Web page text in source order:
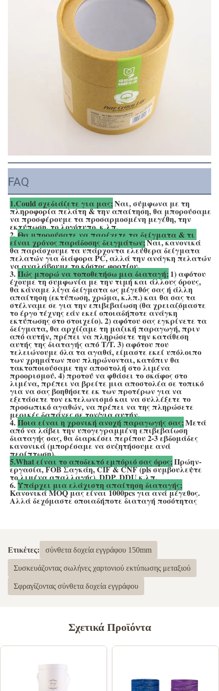
FAQ
1.Could σχεδιάζετε για μας;Ναι, σύμφωνα με τη
πληροφορία πελάτη & την απαίτηση, θα μπορούσαμε
να προσφέρουμε τα προσαρμοσμένη μεγέθη, την
εκτύπωση, το λογότυπο, κ.λπ.
2. Θα μπορούσατε να παρέχετε τα δείγματα & τι
είναι χρόνος παράδοσης δειγμάτων;Ναι, κανονικά
θα παράσχουμε τα υπάρχοντα ελεύθερα δείγματα
πελατών για διάφορα PC, αλλά την ανάγκη πελατών
να αναλάβουμε το κόστος φορτίου.
3. Πώς μπορώ να τοποθετήσω μια διαταγή;1) αφότου
έχουμε τη συμφωνία με την τιμή και άλλους όρους,
θα κάναμε λίγα δείγματα ως μέγεθός σας ή άλλη
απαίτηση (εκτύπωση, χρώμα, κ.λπ.) και θα σας τα
στέλναμε σε για την επιβεβαίωση (θα χρειαζόμαστε
το έργο τέχνης εάν εκεί οποιαδήποτε ανάγκη
εκτύπωσης στο στοιχείο). 2) αφότου σας εγκρίνετε τα
δείγματα, θα αρχίζαμε τη μαζική παραγωγή, πριν
από αυτήν, πρέπει να πληρώσετε την κατάθεση
αυτής της διαταγής από T/T. 3) αφότου που
τελειώνουμε όλα τα αγαθά, είμαστε εκεί υπόλοιπο
των χρημάτων που πληρώνονται, κατόπιν θα
τακτοποιούσαμε την αποστολή στο λιμένα
προορισμού. 4) προτού να φθάσει το σκάφος στο
λιμένα, πρέπει να βρείτε μια αποστολέα σε τοπικό
για να σας βοηθήσετε εκ των προτέρων για να
εξετάσετε τον εκτελωνισμό και να συλλέξετε το
προσωπικό αγαθών, να πρέπει να της πληρώσετε
μερικές δαπάνες σε τον/για αυτήν.
4. Ποια είναι η χρονική ανοχή παραγωγής σας;Μετά
από να λάβει την υπογεγραμμένη επιβεβαίωση
διαταγής σας, θα διαρκέσει περίπου 2-3 εβδομάδες
κανονικά (μπορέσαμε να συζητήσουμε ανά
περίπτωση).
5.What είναι το αποδεκτό εμπόριό σας όρος;Πρώην-
εργασία, FOB Σαγκάη, CIF & CNF (pls συμβουλεψτε
το λιμένα απαλλαγής), DDP, DDU κ.λπ.
6. Υπάρχει μια ελάχιστη απαίτηση διαταγής;
Κανονικά MOQ μας είναι 1000pcs για ανά μέγεθος.
Αλλά δεχόμαστε οποιαδήποτε διαταγή ποσότητας
Ετικέτες: σύνθετα δοχεία εγγράφου 150mm
Συσκευάζοντας σωλήνες χαρτονιού εκτύπωσης μεταξιού
Σφραγίζοντας σύνθετα δοχεία εγγράφου
Σχετικά Προϊόντα